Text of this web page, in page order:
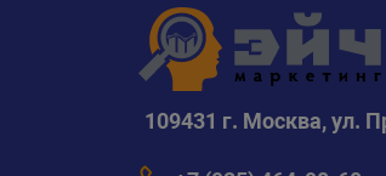
109431 г. Москва, ул.